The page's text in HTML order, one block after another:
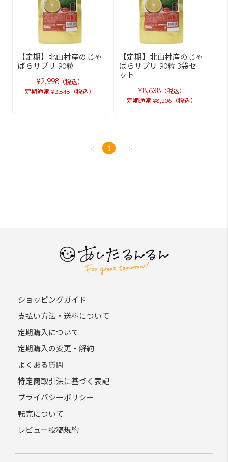
【定期】北山村産のじゃ
ばらサプリ 90粒
¥2,998 （税込）
定期通常:¥2,848（税込）
【定期】北山村産のじゃ
ばらサプリ 90粒 3袋セ
ット
¥8,638（税込）
定期通常:¥8,206（税込）
< 1 >
ショッピングガイド
支払い方法・送料について
定期購入について
定期購入の変更・解約
よくある質問
特定商取引法に基づく表記
プライバシーポリシー
転売について
レビュー投稿規約